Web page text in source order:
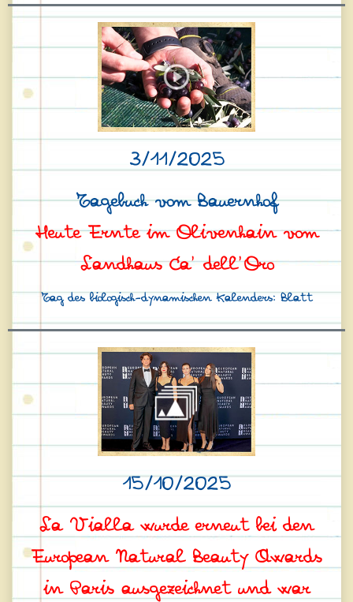
3/11/2025
Tagebuch vom Bauernhof
Heute Ernte im Olivenhain vom
Landhaus Ca' dell'Oro
Tag des biologisch-dynamischen Kalenders: Blatt
15/10/2025
La Vialla wurde erneut bei den
European Natural Beauty Awards
in Paris ausgezeichnet und war